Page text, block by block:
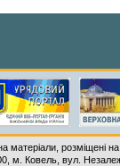
матеріали, розміщені
м. Ковель, вул.